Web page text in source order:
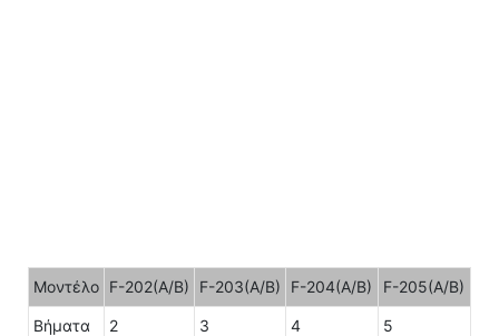
Μοντέλο F-202(A/B) F-203(A/B) F-204(A/B) F-205(A/B)
Βήματα 2 3 4 5